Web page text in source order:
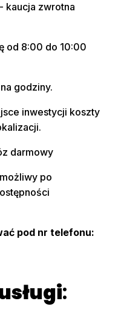
kaucja zwrotna
od 8:00 do 10:00
godziny.
inwestycji koszty
darmowy
po
pod nr telefonu:
: